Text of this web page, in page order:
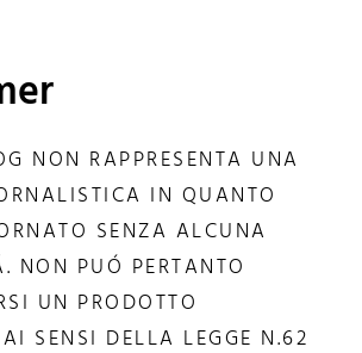
NON RAPPRESENTA UNA
IN QUANTO
SENZA ALCUNA
NON PUÓ PERTANTO
UN PRODOTTO
SENSI DELLA LEGGE N.62